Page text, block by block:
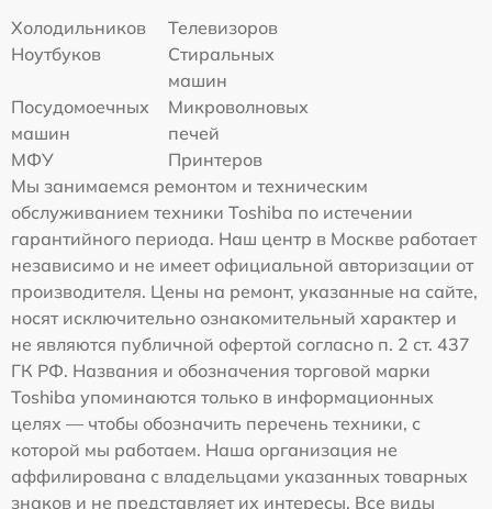
Холодильников
Телевизоров
Ноутбуков
Стиральных
машин
Посудомоечных
машин
Микроволновых
печей
МФУ
Принтеров
Мы занимаемся ремонтом и техническим
обслуживанием техники Toshiba по истечении
гарантийного периода. Наш центр в Москве работает
независимо и не имеет официальной авторизации от
производителя. Цены на ремонт, указанные на сайте,
носят исключительно ознакомительный характер и
не являются публичной офертой согласно п. 2 ст. 437
ГК РФ. Названия и обозначения торговой марки
Toshiba упоминаются только в информационных
целях — чтобы обозначить перечень техники, с
которой мы работаем. Наша организация не
аффилирована с владельцами указанных товарных
знаков и не представляет их интересы. Все виды